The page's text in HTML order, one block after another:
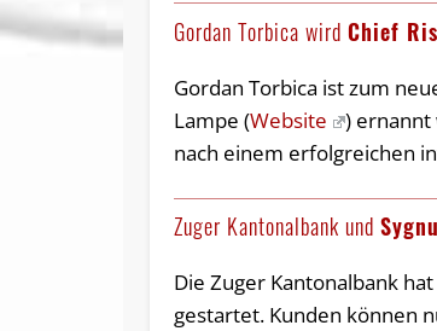
Gordan Torbica wirdChief
Gordan Torbica ist zum
Lampe (Website
) ernannt
nach einem erfolgreichen
Zuger Kantonalbank und
Die Zuger Kantonalbank
gestartet. Kunden können